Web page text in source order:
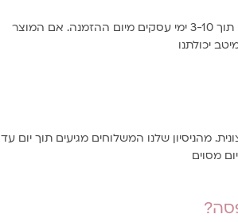
אנחנו עושים את מיטב המאמצים שהמוצר יהיה מוכן תוך 3-10 ימי עסקים מיום ההזמנה. אם המוצר
יכולתנו
מהניסיון שלנו המשלוחים מגיעים תוך יום עד
מסוים